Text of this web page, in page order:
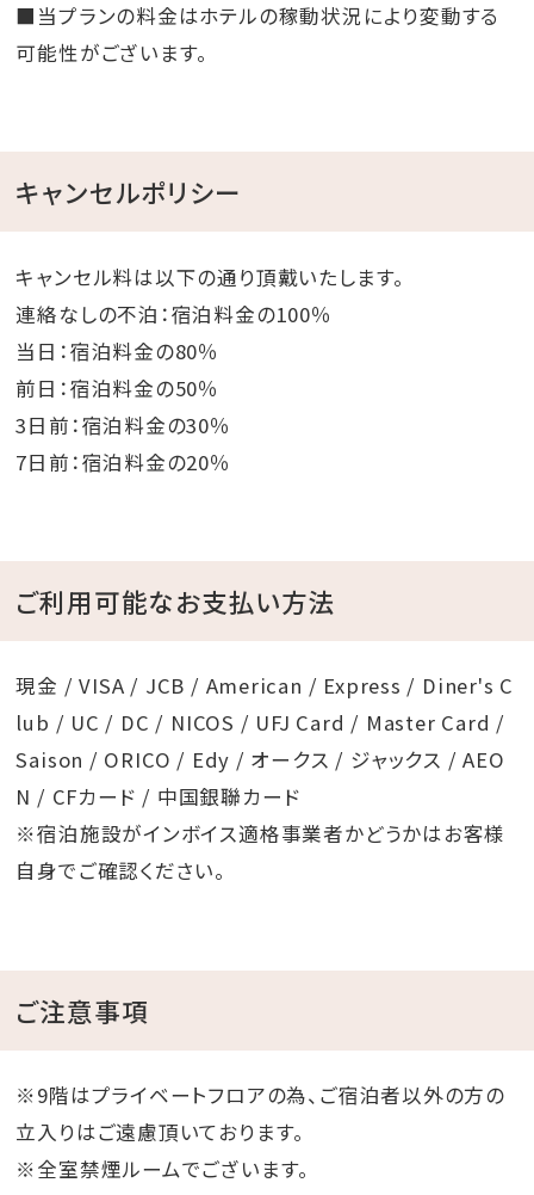
■当プランの料金はホテルの稼動状況により変動する
可能性がございます。
キャンセルポリシー
キャンセル料は以下の通り頂戴いたします。
連絡なしの不泊：宿泊料金の100％
当日：宿泊料金の80％
前日：宿泊料金の50％
3日前：宿泊料金の30％
7日前：宿泊料金の20％
ご利用可能なお支払い方法
現金 / VISA / JCB / American / Express / Diner's C
lub / UC / DC / NICOS / UFJ Card / Master Card /
Saison / ORICO / Edy / オークス / ジャックス / AEO
N / CFカード / 中国銀聯カード
※宿泊施設がインボイス適格事業者かどうかはお客様
自身でご確認ください。
ご注意事項
※9階はプライベートフロアの為、ご宿泊者以外の方の
立入りはご遠慮頂いております。
※全室禁煙ルームでございます。